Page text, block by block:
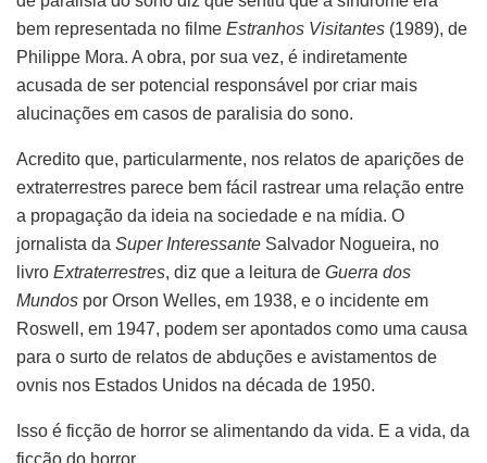
bem representada no filme Estranhos Visitantes (1989), de
Philippe Mora. A obra, por sua vez, é indiretamente
acusada de ser potencial responsável por criar mais
alucinações em casos de paralisia do sono.
Acredito que, particularmente, nos relatos de aparições de
extraterrestres parece bem fácil rastrear uma relação entre
a propagação da ideia na sociedade e na mídia. O
jornalista da Super Interessante Salvador Nogueira, no
livro Extraterrestres, diz que a leitura de Guerra dos
Mundos por Orson Welles, em 1938, e o incidente em
Roswell, em 1947, podem ser apontados como uma causa
para o surto de relatos de abduções e avistamentos de
ovnis nos Estados Unidos na década de 1950.
Isso é ficção de horror se alimentando da vida. E a vida, da